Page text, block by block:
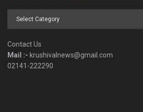
Contact Us
Mail :- krushivalnews@gmail.com
02141-222290